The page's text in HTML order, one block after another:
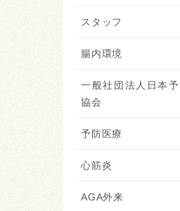
スタッフ
腸内環境
一般社団法人日本
協会
予防医療
心筋炎
AGA外来